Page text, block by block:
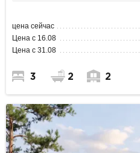
цена сейчас
Цена с 16.08
Цена с 31.08
3 2 2